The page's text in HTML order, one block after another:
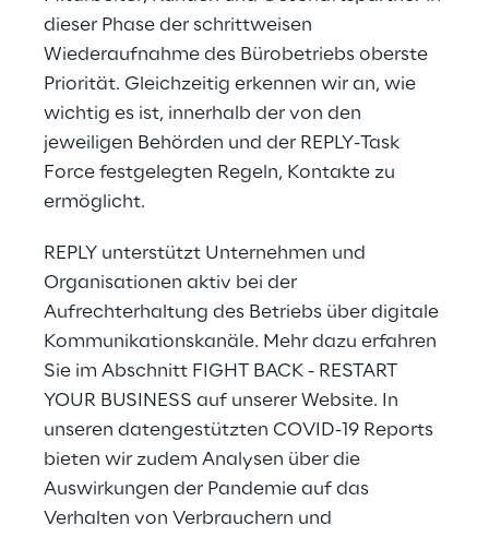
dieser Phase der schrittweisen
Wiederaufnahme des Bürobetriebs oberste
Priorität. Gleichzeitig erkennen wir an, wie
wichtig es ist, innerhalb der von den
jeweiligen Behörden und der REPLY-Task
Force festgelegten Regeln, Kontakte zu
ermöglicht.
REPLY unterstützt Unternehmen und
Organisationen aktiv bei der
Aufrechterhaltung des Betriebs über digitale
Kommunikationskanäle. Mehr dazu erfahren
Sie im Abschnitt FIGHT BACK - RESTART
YOUR BUSINESS auf unserer Website. In
unseren datengestützten COVID-19 Reports
bieten wir zudem Analysen über die
Auswirkungen der Pandemie auf das
Verhalten von Verbrauchern und